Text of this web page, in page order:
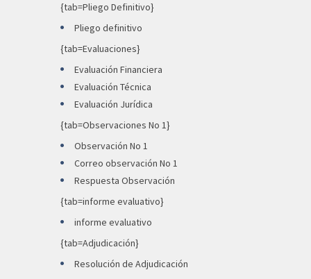
{tab=Pliego Definitivo}
Pliego definitivo
{tab=Evaluaciones}
Evaluación Financiera
Evaluación Técnica
Evaluación Jurídica
{tab=Observaciones No 1}
Observación No 1
Correo observación No 1
Respuesta Observación
{tab=informe evaluativo}
informe evaluativo
{tab=Adjudicación}
Resolución de Adjudicación